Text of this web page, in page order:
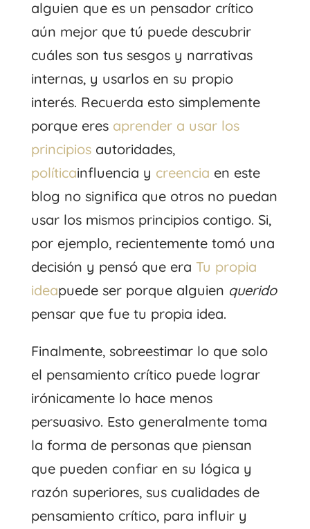
alguien que es un pensador crítico
aún mejor que tú puede descubrir
cuáles son tus sesgos y narrativas
internas, y usarlos en su propio
interés. Recuerda esto simplemente
porque eres aprender a usar los
principiosautoridades,
políticainfluencia y creencia en este
blog no significa que otros no puedan
usar los mismos principios contigo. Si,
por ejemplo, recientemente tomó una
decisión y pensó que era Tu propia
ideapuede ser porque alguien querido
pensar que fue tu propia idea.
Finalmente, sobreestimar lo que solo
el pensamiento crítico puede lograr
irónicamente lo hace menos
persuasivo. Esto generalmente toma
la forma de personas que piensan
que pueden confiar en su lógica y
razón superiores, sus cualidades de
pensamiento crítico, para influir y